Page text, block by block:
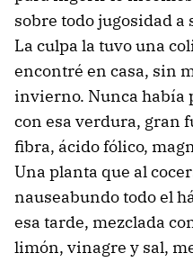
sobre todo jugosidad
La culpa la tuvo una
encontré en casa, sin
invierno. Nunca había
con esa verdura, gran
fibra, ácido fólico,
Una planta que al
nauseabundo todo el
esa tarde, mezclada
limón, vinagre y sal,